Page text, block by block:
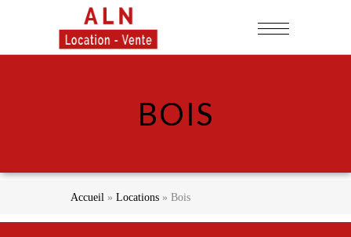
BOIS
Accueil» Locations» Bois